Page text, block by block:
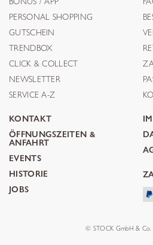
PERSONAL SHOPPING
GUTSCHEIN
TRENDBOX
CLICK & COLLECT
NEWSLETTER
SERVICE A-Z
KONTAKT
ÖFFNUNGSZEITEN &
ANFAHRT
EVENTS
HISTORIE
JOBS
© STOCK GmbH & Co.